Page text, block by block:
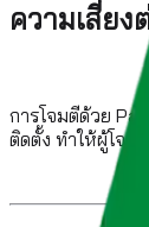
ความเสี่ยง
การโจมตีด้วย
ติดตั้ง ทำให้ผู้โจมตี